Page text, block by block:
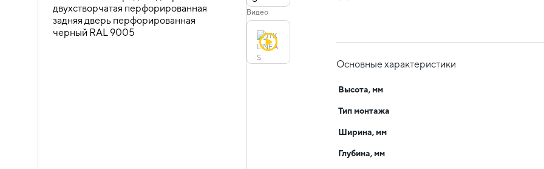
Видео
Основные характеристики
Высота, мм
Тип монтажа
Ширина, мм
Глубина, мм